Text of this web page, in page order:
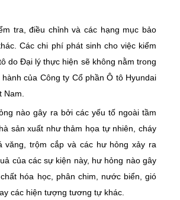
tra, điều chỉnh và các hạng mục bảo
Các chi phí phát sinh cho việc kiểm
do Đại lý thực hiện sẽ không nằm trong
của Công ty Cổ phần Ô tô Hyundai
Nam.
nào gây ra bởi các yếu tố ngoài tầm
sản xuất như thảm họa tự nhiên, cháy
văng, trộm cắp và các hư hỏng xảy ra
của các sự kiện này, hư hỏng nào gây
hóa học, phân chim, nước biển, gió
các hiện tượng tương tự khác.